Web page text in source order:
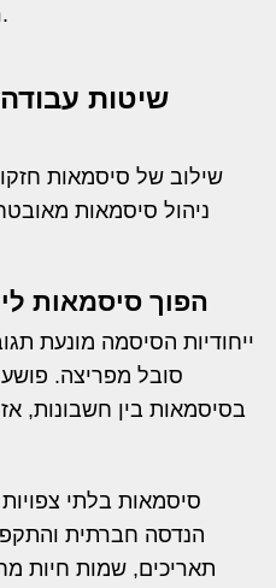
רגישות כדי לגנוב מידע סודי.
שיטות
שילוב של סיסמאות
ניהול סיסמאות
הפוך סיסמאות
ייחודיות הסיסמה מונעת
סובל מפריצה.
בסיסמאות בין חשבונות,
סיסמאות בלתי
הנדסה חברתית
תאריכים, שמות חיות